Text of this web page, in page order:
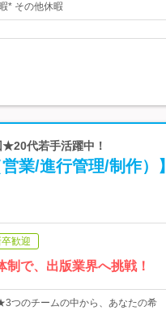
* その他休暇
代若手活躍中！
業/進行管理/制作）】
歓迎
で、出版業界へ挑戦！
つのチームの中から、あなたの希